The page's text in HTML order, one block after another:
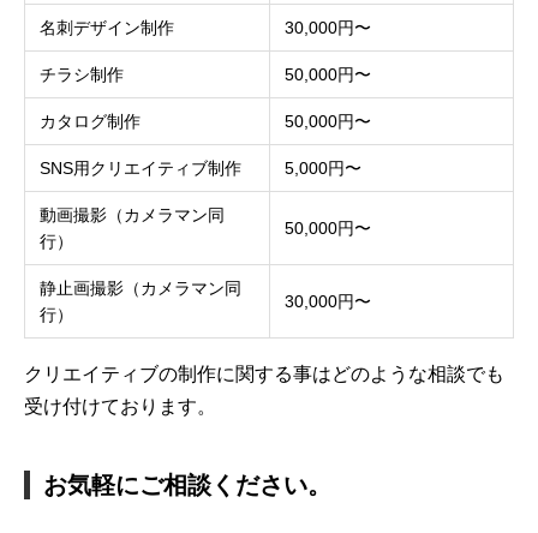
名刺デザイン制作 30,000円〜
チラシ制作 50,000円〜
カタログ制作 50,000円〜
SNS用クリエイティブ制作 5,000円〜
動画撮影（カメラマン同
行）
50,000円〜
静止画撮影（カメラマン同
行）
30,000円〜
クリエイティブの制作に関する事はどのような相談でも
受け付けております。
お気軽にご相談ください。